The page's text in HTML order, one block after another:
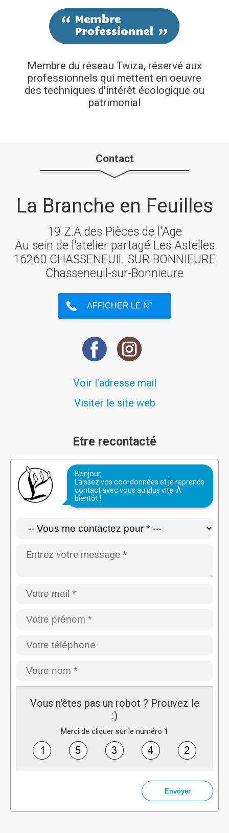
Membre du réseau Twiza, réservé aux
professionnels qui mettent en oeuvre
des techniques d'intérêt écologique ou
patrimonial
Contact
La Branche en Feuilles
19 Z.A des Pièces de l'Age
Au sein de l'atelier partagé Les Astelles
16260 CHASSENEUIL SUR BONNIEURE
Chasseneuil-sur-Bonnieure
Voir l'adresse mail
Visiter le site web
Etre recontacté
Bonjour,
Laissez vos coordonnées et je reprends
contact avec vous au plus vite. À
bientôt !
Vous n'êtes pas un robot ? Prouvez le
:)
Merci de cliquer sur le numéro 1